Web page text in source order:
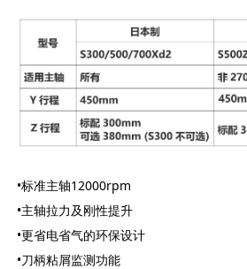
•标准主轴12000rpm
•主轴拉力及刚性提升
•更省电省气的环保设计
•刀柄粘屑监测功能